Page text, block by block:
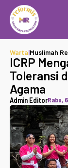
Warta|Muslimah
ICRP
Toleransi
Agama
Admin EditorRabu,